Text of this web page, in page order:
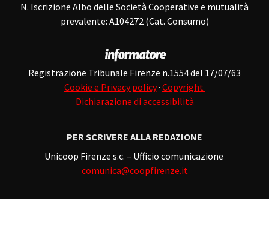
N. Iscrizione Albo delle Società Cooperative e mutualità
prevalente: A104272 (Cat. Consumo)
Registrazione Tribunale Firenze n.1554 del 17/07/63
Cookie e Privacy policy· Copyright
Dichiarazione di accessibilità
PER SCRIVERE ALLA REDAZIONE
Unicoop Firenze s.c. – Ufficio comunicazione
comunica@coopfirenze.it